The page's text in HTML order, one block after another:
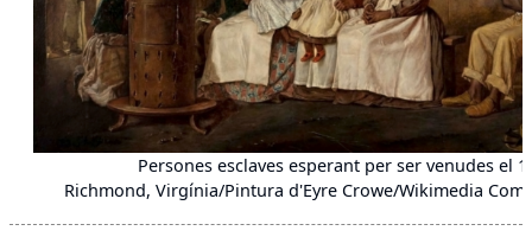
Persones esclaves esperant per ser venudes el
Richmond, Virgínia/Pintura d'Eyre Crowe/Wikimedia